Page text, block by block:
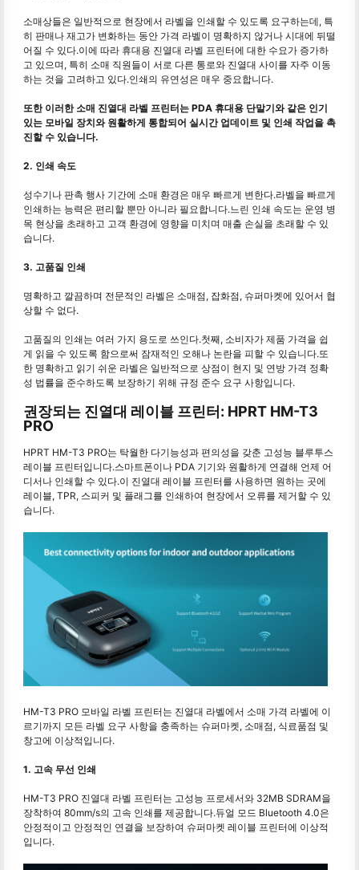
소매상들은 일반적으로 현장에서 라벨을 인쇄할 수 있도록 요구하는데, 특
히 판매나 재고가 변화하는 동안 가격 라벨이 명확하지 않거나 시대에 뒤떨
어질 수 있다.이에 따라 휴대용 진열대 라벨 프린터에 대한 수요가 증가하
고 있으며, 특히 소매 직원들이 서로 다른 통로와 진열대 사이를 자주 이동
하는 것을 고려하고 있다.인쇄의 유연성은 매우 중요합니다.
또한 이러한 소매 진열대 라벨 프린터는 PDA 휴대용 단말기와 같은 인기
있는 모바일 장치와 원활하게 통합되어 실시간 업데이트 및 인쇄 작업을 촉
진할 수 있습니다.
2. 인쇄 속도
성수기나 판촉 행사 기간에 소매 환경은 매우 빠르게 변한다.라벨을 빠르게
인쇄하는 능력은 편리할 뿐만 아니라 필요합니다.느린 인쇄 속도는 운영 병
목 현상을 초래하고 고객 환경에 영향을 미치며 매출 손실을 초래할 수 있
습니다.
3. 고품질 인쇄
명확하고 깔끔하며 전문적인 라벨은 소매점, 잡화점, 슈퍼마켓에 있어서 협
상할 수 없다.
고품질의 인쇄는 여러 가지 용도로 쓰인다.첫째, 소비자가 제품 가격을 쉽
게 읽을 수 있도록 함으로써 잠재적인 오해나 논란을 피할 수 있습니다.또
한 명확하고 읽기 쉬운 라벨은 일반적으로 상점이 현지 및 연방 가격 정확
성 법률을 준수하도록 보장하기 위해 규정 준수 요구 사항입니다.
권장되는 진열대 레이블 프린터: HPRT HM-T3
PRO
HPRT HM-T3 PRO는 탁월한 다기능성과 편의성을 갖춘 고성능 블루투스
레이블 프린터입니다.스마트폰이나 PDA 기기와 원활하게 연결해 언제 어
디서나 인쇄할 수 있다.이 진열대 레이블 프린터를 사용하면 원하는 곳에
레이블, TPR, 스피커 및 플래그를 인쇄하여 현장에서 오류를 제거할 수 있
습니다.
HM-T3 PRO 모바일 라벨 프린터는 진열대 라벨에서 소매 가격 라벨에 이
르기까지 모든 라벨 요구 사항을 충족하는 슈퍼마켓, 소매점, 식료품점 및
창고에 이상적입니다.
1. 고속 무선 인쇄
HM-T3 PRO 진열대 라벨 프린터는 고성능 프로세서와 32MB SDRAM을
장착하여 80mm/s의 고속 인쇄를 제공합니다.듀얼 모드 Bluetooth 4.0은
안정적이고 안정적인 연결을 보장하여 슈퍼마켓 레이블 프린터에 이상적
입니다.